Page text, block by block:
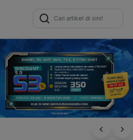
Search
for: